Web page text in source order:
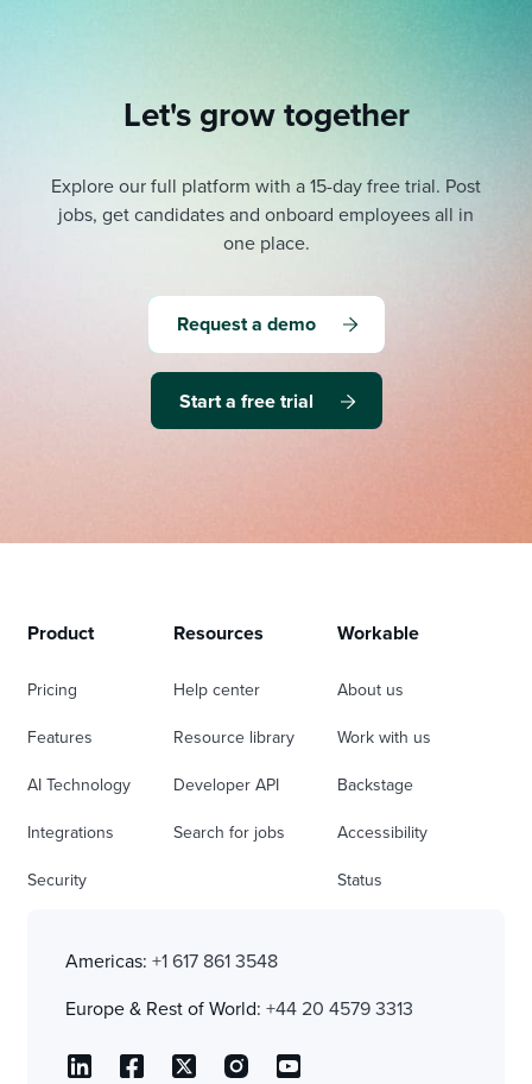
Let's grow together
Explore our full platform with a 15-day free trial. Post
jobs, get candidates and onboard employees all in
one place.
Request a demo
Start a free trial
Product
Pricing
Features
AI Technology
Integrations
Security
Resources
Help center
Resource library
Developer API
Search for jobs
Workable
About us
Work with us
Backstage
Accessibility
Status
Americas: +1 617 861 3548
Europe & Rest of World: +44 20 4579 3313